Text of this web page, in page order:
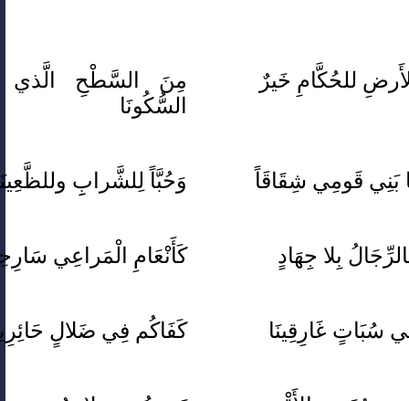
للحُكَّامِ خَيرٌ
مِنَ السَّطْحِ
السُّكُونَا
بَنِي قَومِي شِقَاقَاً وَحُبَّاً لِلشَّرابِِ
بِلا جِهَادٍ كَأَنْعَامِ الْمَراعِي
سُبَاتٍ غَارِقِينَا كَفَاكُم فِي ضَلالٍ